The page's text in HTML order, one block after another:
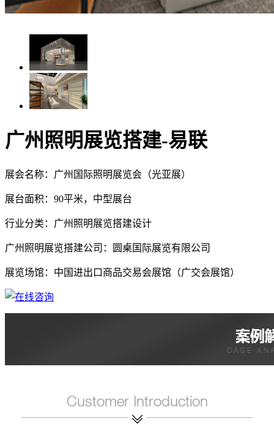
广州照明展览搭建-易联
展会名称：广州国际照明展览会（光亚展）
展台面积：90平米，中型展台
行业分类：广州照明展览搭建设计
广州照明展览搭建公司：圆桌国际展览有限公司
展览场馆：中国进出口商品交易会展馆（广交会展馆）